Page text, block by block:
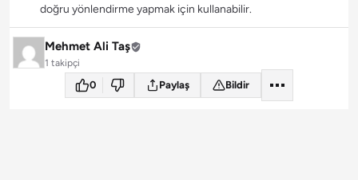
doğru yönlendirme yapmak için kullanabilir.
Mehmet Ali Taş
1 takipçi
0 Paylaş Bildir